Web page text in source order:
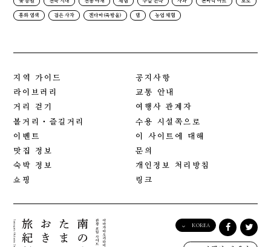
꽃 공원 전국 시대 전통 야채 체험 구슬 곤약 사과 논바닥 아트 포도
홍화 염색 검은 사자 겐다마(죽방울) 댐 농업 체험
지역 가이드
라이브러리
거리 걷기
볼거리・즐길거리
이벤트
맛집 정보
숙박 정보
쇼핑
공지사항
교통 안내
여행사 관계자
수용 시설쪽으로
이 사이트에 대해
문의
개인정보 처리방침
링크
KOREA
English